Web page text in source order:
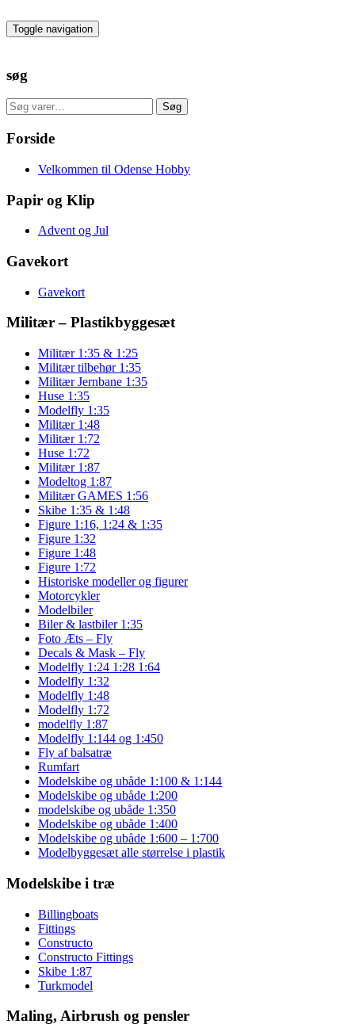
to
the
Toggle navigation
søg
Søg
efter:
Søg
Forside
Velkommen til Odense Hobby
Papir og Klip
Advent og Jul
Gavekort
Gavekort
Militær – Plastikbyggesæt
Militær 1:35 & 1:25
Militær tilbehør 1:35
Militær Jernbane 1:35
Huse 1:35
Modelfly 1:35
Militær 1:48
Militær 1:72
Huse 1:72
Militær 1:87
Modeltog 1:87
Militær GAMES 1:56
Skibe 1:35 & 1:48
Figure 1:16, 1:24 & 1:35
Figure 1:32
Figure 1:48
Figure 1:72
Historiske modeller og figurer
Motorcykler
Modelbiler
Biler & lastbiler 1:35
Foto Æts – Fly
Decals & Mask – Fly
Modelfly 1:24 1:28 1:64
Modelfly 1:32
Modelfly 1:48
Modelfly 1:72
modelfly 1:87
Modelfly 1:144 og 1:450
Fly af balsatræ
Rumfart
Modelskibe og ubåde 1:100 & 1:144
Modelskibe og ubåde 1:200
modelskibe og ubåde 1:350
Modelskibe og ubåde 1:400
Modelskibe og ubåde 1:600 – 1:700
Modelbyggesæt alle størrelse i plastik
Modelskibe i træ
Billingboats
Fittings
Constructo
Constructo Fittings
Skibe 1:87
Turkmodel
Maling, Airbrush og pensler